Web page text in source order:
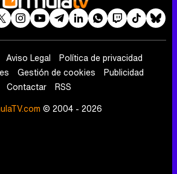
Aviso Legal
Política de privacidad
Gestión de cookies
Publicidad
Contactar
RSS
© 2004 - 2026